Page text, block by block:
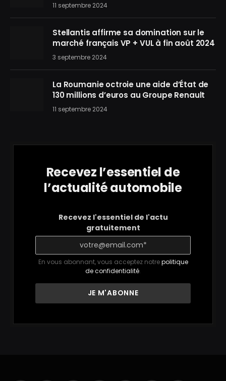
11 septembre 2024
Stellantis affirme sa domination sur le
marché français VP + VUL à fin août 2024
3 septembre 2024
La Roumanie octroie une aide d’État de
130 millions d’euros au Groupe Renault
11 septembre 2024
Recevez l’essentiel de
l’actualité automobile
Recevez l'essentiel de l'actu
gratuitement
En vous abonnant, vous acceptez notrepolitique
de confidentialité.